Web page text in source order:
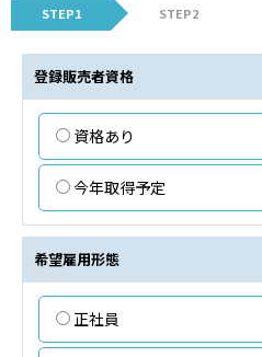
STEP1 STEP2
登録販売者資格
資格あり
今年取得予定
希望雇用形態
正社員